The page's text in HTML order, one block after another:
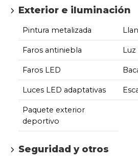
Exterior e iluminación
Pintura metalizada
Faros antiniebla Luz
Faros LED
Luces LED adaptativas
Paquete exterior
deportivo
Seguridad y otros